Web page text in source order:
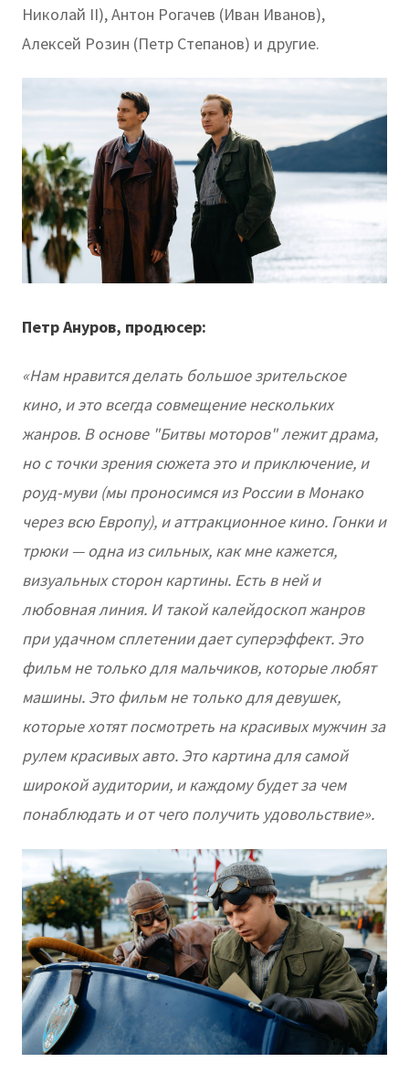
Николай II), Антон Рогачев (Иван Иванов),
Алексей Розин (Петр Степанов) и другие.
Петр Ануров, продюсер:
«Нам нравится делать большое зрительское
кино, и это всегда совмещение нескольких
жанров. В основе "Битвы моторов" лежит драма,
но с точки зрения сюжета это и приключение, и
роуд-муви (мы проносимся из России в Монако
через всю Европу), и аттракционное кино. Гонки и
трюки — одна из сильных, как мне кажется,
визуальных сторон картины. Есть в ней и
любовная линия. И такой калейдоскоп жанров
при удачном сплетении дает суперэффект. Это
фильм не только для мальчиков, которые любят
машины. Это фильм не только для девушек,
которые хотят посмотреть на красивых мужчин за
рулем красивых авто. Это картина для самой
широкой аудитории, и каждому будет за чем
понаблюдать и от чего получить удовольствие».